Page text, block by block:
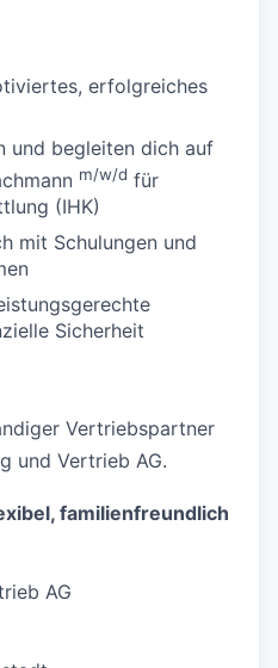
erfolgreiches
und begleiten dich auf
m/w/d für
(IHK)
mit Schulungen und
Sicherheit
Vertriebspartner
und Vertrieb AG.
familienfreundlich
AG